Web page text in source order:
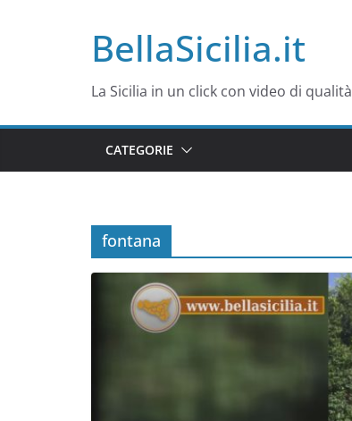
BellaSicilia.it
La Sicilia in un click con video di qualità
CATEGORIE
fontana